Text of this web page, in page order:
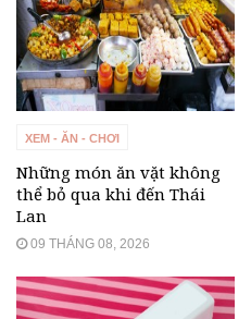
XEM - ĂN - CHƠI
Những món ăn vặt không
thể bỏ qua khi đến Thái
Lan
09 THÁNG 08, 2026